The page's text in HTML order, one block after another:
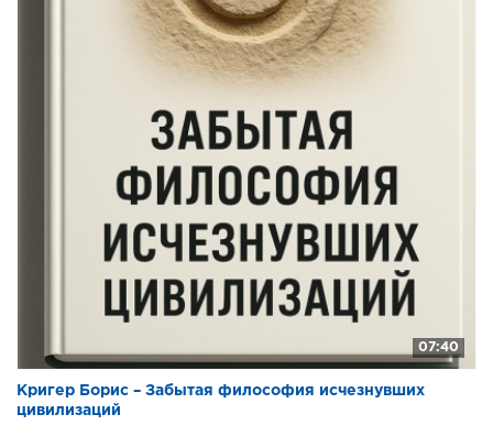
07:40
Кригер Борис – Забытая философия исчезнувших
цивилизаций